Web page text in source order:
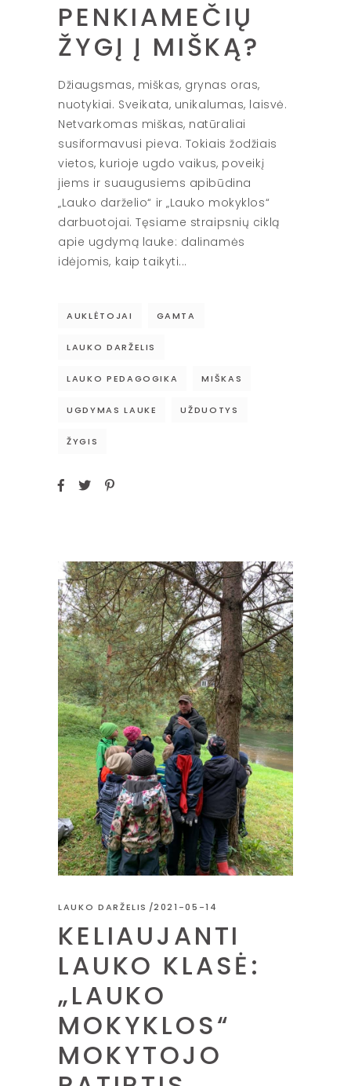
PENKIAMEČIŲ
ŽYGĮ Į MIŠKĄ?
Džiaugsmas, miškas, grynas oras,
nuotykiai. Sveikata, unikalumas, laisvė.
Netvarkomas miškas, natūraliai
susiformavusi pieva. Tokiais žodžiais
vietos, kurioje ugdo vaikus, poveikį
jiems ir suaugusiems apibūdina
„Lauko darželio“ ir „Lauko mokyklos“
darbuotojai. Tęsiame straipsnių ciklą
apie ugdymą lauke: dalinamės
idėjomis, kaip taikyti
AUKLĖTOJAI GAMTA
LAUKO DARŽELIS
LAUKO PEDAGOGIKA MIŠKAS
UGDYMAS LAUKE UŽDUOTYS
ŽYGIS
LAUKO DARŽELIS 2021-05-14
KELIAUJANTI
LAUKO KLASĖ:
„LAUKO
MOKYKLOS“
MOKYTOJO